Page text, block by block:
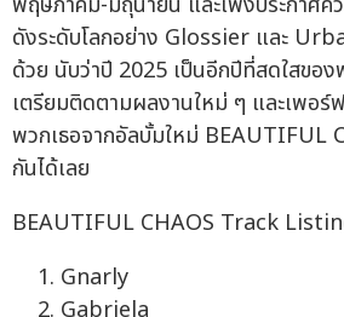
ดังระดับโลกอย่าง Glossier และ
ด้วย นับว่าปี 2025 เป็นอีกปีที่สดใสขอ
เตรียมติดตามผลงานใหม่ ๆ และเพอร์
พวกเธอจากอัลบั้มใหม่ BEAUTIFUL
กันได้เลย
BEAUTIFUL CHAOS Track
Gnarly